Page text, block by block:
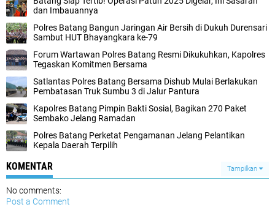
dan Imbauannya
Polres Batang Bangun Jaringan Air Bersih di Dukuh Durensari
Sambut HUT Bhayangkara ke-79
Forum Wartawan Polres Batang Resmi Dikukuhkan, Kapolres
Tegaskan Komitmen Bersama
Satlantas Polres Batang Bersama Dishub Mulai Berlakukan
Pembatasan Truk Sumbu 3 di Jalur Pantura
Kapolres Batang Pimpin Bakti Sosial, Bagikan 270 Paket
Sembako Jelang Ramadan
Polres Batang Perketat Pengamanan Jelang Pelantikan
Kepala Daerah Terpilih
KOMENTAR Tampilkan
No comments:
Post a Comment